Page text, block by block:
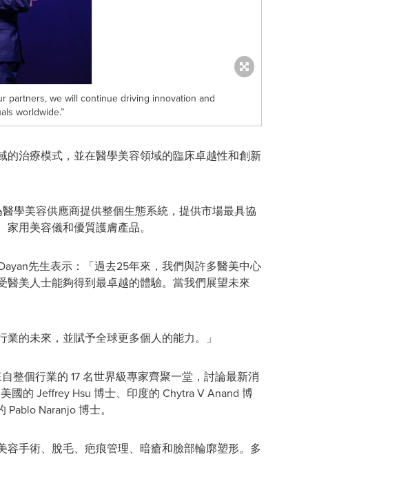
partners, we will continue driving innovation and
worldwide.”
治療模式，並在醫學美容領域的臨床卓越性和創新
學美容供應商提供整個生態系統，提供市場最具協
用美容儀和優質護膚產品。
先生表示：「過去25年來，我們與許多醫美中心
美人士能夠得到最卓越的體驗。當我們展望未來
的未來，並賦予全球更多個人的能力。」
整個行業的 17 名世界級專家齊聚一堂，討論最新消
國的 Jeffrey Hsu 博士、印度的 Chytra V Anand 博
Pablo Naranjo博士。
手術、脫毛、疤痕管理、暗瘡和臉部輪廓塑形。多